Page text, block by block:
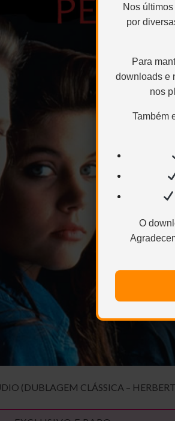
Nos
por
Para
downloads e
nos
Também
O
(DUBLAGEM CLÁSSICA –